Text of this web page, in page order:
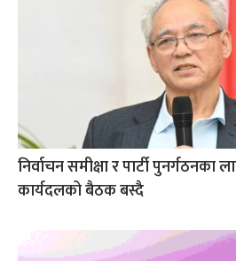
निर्वाचन समीक्षा र पार्टी पुनर्गठनका
कार्यदलको बैठक बस्दै